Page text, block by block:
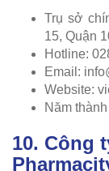
Trụ sở
15, Quận
Hotline:
Email:
Website:
Năm
10. Công